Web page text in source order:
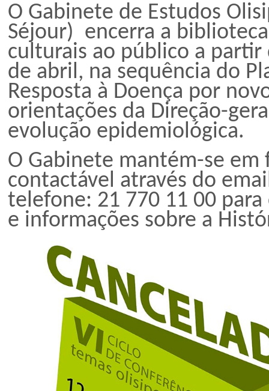
O Gabinete de Estudos
Séjour) encerra a
culturais ao público a
de abril, na sequência do
Resposta à Doença por
orientações da Direção-
evolução epidemiológica.
O Gabinete mantém-se
contactável através do
telefone: 21 770 11 00
e informações sobre a